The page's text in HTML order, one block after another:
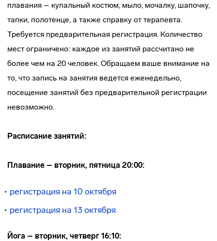
плавания – купальный костюм, мыло, мочалку, шапочку,
тапки, полотенце, а также справку от терапевта.
Требуется предварительная регистрация. Количество
мест ограничено: каждое из занятий рассчитано не
более чем на 20 человек. Обращаем ваше внимание на
то, что запись на занятия ведется еженедельно,
посещение занятий без предварительной регистрации
невозможно.
Расписание занятий:
Плавание – вторник, пятница 20:00:
регистрация на 10 октября
регистрация на 13 октября
Йога – вторник, четверг 16:10: